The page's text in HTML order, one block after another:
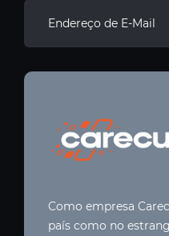
Como empresa
país como no